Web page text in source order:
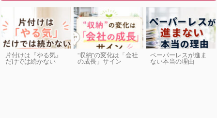
片付けは『やる気』
だけでは続かない
“収納”の変化は「会社
の成長」サイン
ペーパーレスが進ま
ない本当の理由